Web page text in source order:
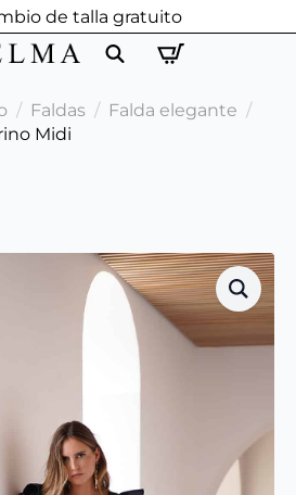
de talla gratuito
for:
Faldas
Falda elegante
Midi